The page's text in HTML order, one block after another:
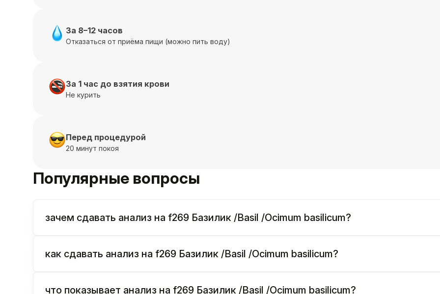
За 8–12 часов
Отказаться от приёма пищи (можно пить воду)
За 1 час до взятия крови
Не курить
Перед процедурой
20 минут покоя
Популярные вопросы
зачем сдавать анализ на f269 Базилик /Basil /Ocimum basilicum?
как сдавать анализ на f269 Базилик /Basil /Ocimum basilicum?
что показывает анализ на f269 Базилик /Basil /Ocimum basilicum?